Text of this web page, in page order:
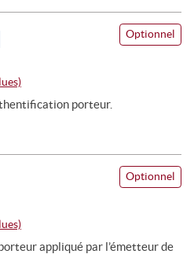
Optionnel
porteur.
Optionnel
appliqué par l’émetteur de